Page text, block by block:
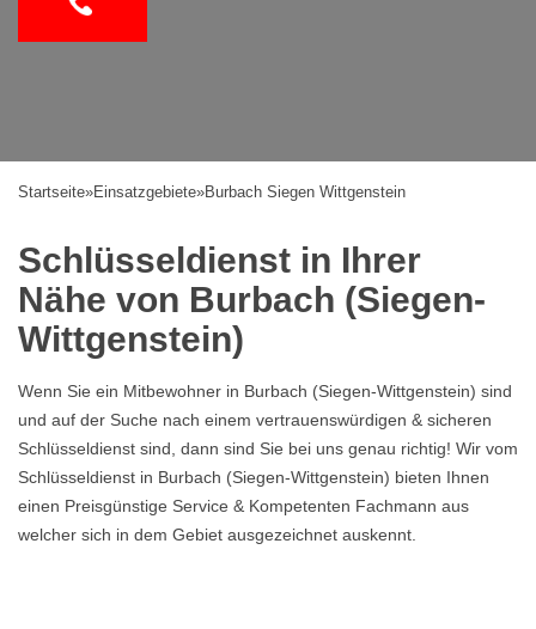
Startseite»Einsatzgebiete»Burbach Siegen Wittgenstein
Schlüsseldienst in Ihrer
Nähe von Burbach (Siegen-
Wittgenstein)
Wenn Sie ein Mitbewohner in Burbach (Siegen-Wittgenstein) sind
und auf der Suche nach einem vertrauenswürdigen & sicheren
Schlüsseldienst sind, dann sind Sie bei uns genau richtig! Wir vom
Schlüsseldienst in Burbach (Siegen-Wittgenstein) bieten Ihnen
einen Preisgünstige Service & Kompetenten Fachmann aus
welcher sich in dem Gebiet ausgezeichnet auskennt.